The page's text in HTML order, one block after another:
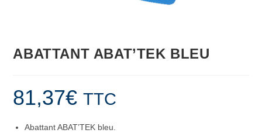
ABATTANT ABAT’TEK BLEU
81,37€ TTC
Abattant ABAT’TEK bleu.